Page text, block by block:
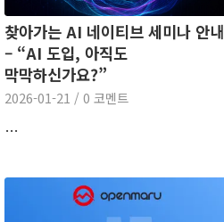
찾아가는 AI 네이티브 세미나 안내
– “AI 도입, 아직도
막막하신가요?”
2026-01-21 / 0 코멘트
…